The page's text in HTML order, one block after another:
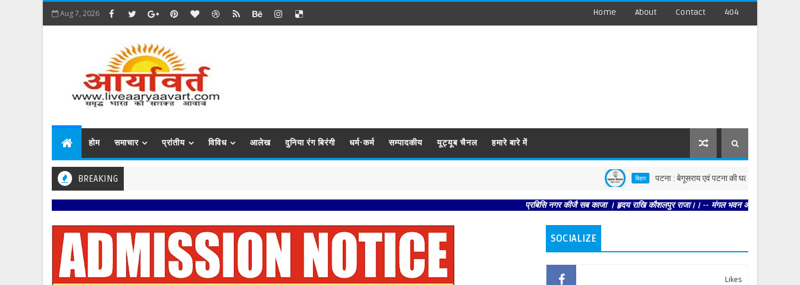
Aug 7, 2026 Home About Contact 404
होम समाचार प्रांतीय विविध आलेख दुनिया रंग बिरंगी धर्म-कर्म सम्पादकीय यूट्यूब चैनल हमारे बारे में
BREAKING बिहार पटना : बेगूसराय एवं पटना की घटनाओं पर स्वास्थ्य विभाग
प्रबिसि नगर कीजै सब काजा । हृदय राखि कौशलपुर राजा।। -- मंगल भवन अमंगल हारी। द्रवहु सुदसरथ
SOCIALIZE
Likes